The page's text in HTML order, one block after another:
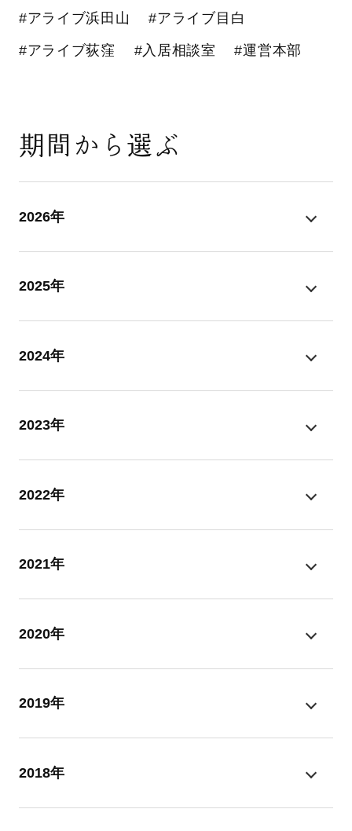
#アライブ浜田山 #アライブ目白
#アライブ荻窪 #入居相談室 #運営本部
期間から選ぶ
2026年
2025年
2024年
2023年
2022年
2021年
2020年
2019年
2018年